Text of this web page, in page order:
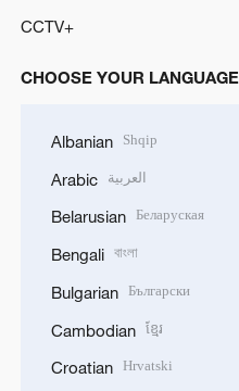
CCTV+
CHOOSE YOUR LANGUAGE
Albanian Shqip
Arabic العربية
Belarusian Беларуская
Bengali বাংলা
Bulgarian Български
Cambodian ខ្មែរ
Croatian Hrvatski